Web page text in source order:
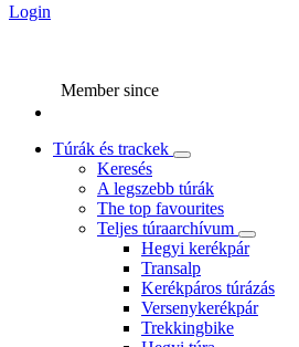
Login
Member since
Túrák és trackek
Keresés
A legszebb túrák
The top favourites
Teljes túraarchívum
Hegyi kerékpár
Transalp
Kerékpáros túrázás
Versenykerékpár
Trekkingbike